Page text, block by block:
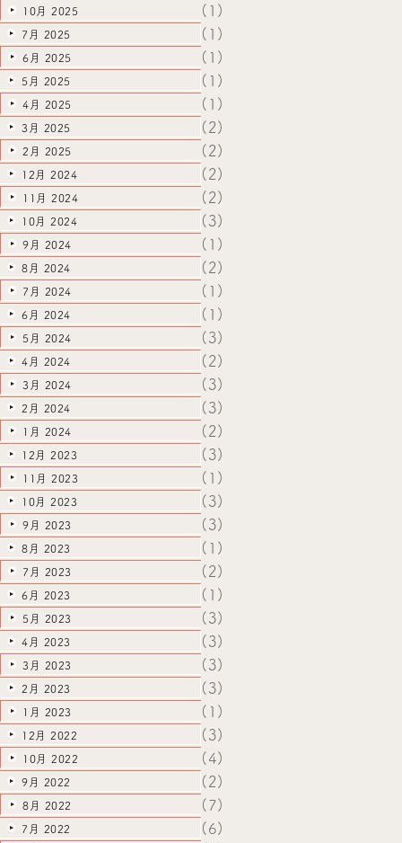
10月 2025 (1)
7月 2025 (1)
6月 2025 (1)
5月 2025 (1)
4月 2025 (1)
3月 2025 (2)
2月 2025 (2)
12月 2024 (2)
11月 2024 (2)
10月 2024 (3)
9月 2024 (1)
8月 2024 (2)
7月 2024 (1)
6月 2024 (1)
5月 2024 (3)
4月 2024 (2)
3月 2024 (3)
2月 2024 (3)
1月 2024 (2)
12月 2023 (3)
11月 2023 (1)
10月 2023 (3)
9月 2023 (3)
8月 2023 (1)
7月 2023 (2)
6月 2023 (1)
5月 2023 (3)
4月 2023 (3)
3月 2023 (3)
2月 2023 (3)
1月 2023 (1)
12月 2022 (3)
10月 2022 (4)
9月 2022 (2)
8月 2022 (7)
7月 2022 (6)